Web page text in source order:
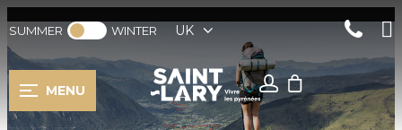
SUMMER WINTER UK
MENU